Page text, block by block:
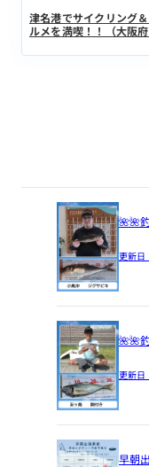
津名港でサイクリング
ルメを満喫！！（大阪府
🌺🌺
更新日
🌺🌺
更新日
早朝